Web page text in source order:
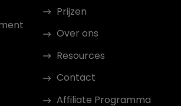
Prijzen
Over ons
Resources
Contact
Affiliate Programma